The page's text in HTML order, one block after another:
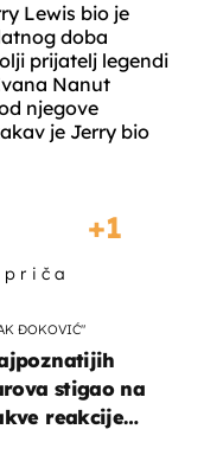
Lewis bio je
doba
prijatelj legendi
Nanut
njegove
je Jerry bio
1
ĐOKOVIĆ"
stigao na
reakcije